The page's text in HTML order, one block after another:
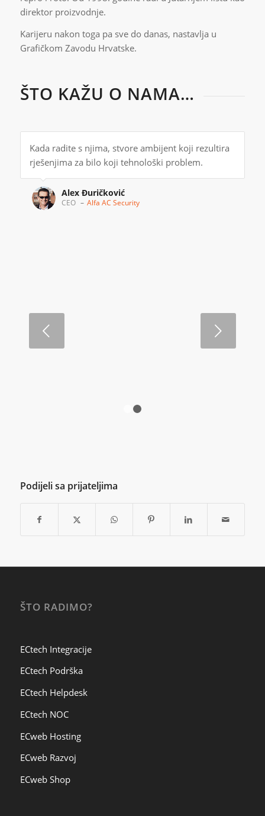
direktor proizvodnje.
Karijeru nakon toga pa sve do danas, nastavlja u
Grafičkom Zavodu Hrvatske.
ŠTO KAŽU O NAMA…
Kada radite s njima, stvore ambijent koji rezultira
rješenjima za bilo koji tehnološki problem.
Alex Đuričković
CEO – Alfa AC Security
Podijeli sa prijateljima
ŠTO RADIMO?
ECtech Integracije
ECtech Podrška
ECtech Helpdesk
ECtech NOC
ECweb Hosting
ECweb Razvoj
ECweb Shop